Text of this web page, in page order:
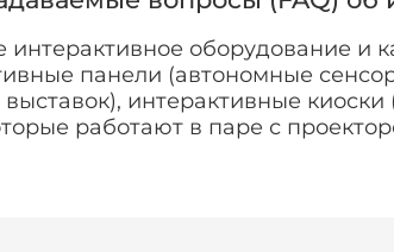
интерактивное оборудование
панели (автономные
интерактивные
работают в паре с